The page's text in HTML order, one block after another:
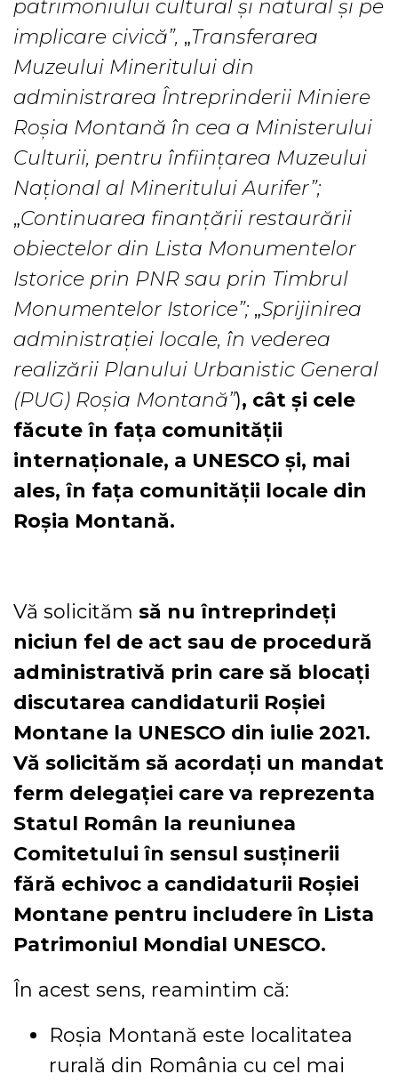
patrimoniului cultural și natural și pe
implicare civică”, „Transferarea
Muzeului Mineritului din
administrarea Întreprinderii Miniere
Roșia Montană în cea a Ministerului
Culturii, pentru înființarea Muzeului
Național al Mineritului Aurifer”;
„Continuarea finanțării restaurării
obiectelor din Lista Monumentelor
Istorice prin PNR sau prin Timbrul
Monumentelor Istorice”; „Sprijinirea
administrației locale, în vederea
realizării Planului Urbanistic General
(PUG) Roșia Montană”), cât și cele
făcute în fața comunității
internaționale, a UNESCO și, mai
ales, în fața comunității locale din
Roșia Montană.
Vă solicităm să nu întreprindeți
niciun fel de act sau de procedură
administrativă prin care să blocați
discutarea candidaturii Roșiei
Montane la UNESCO din iulie 2021.
Vă solicităm să acordați un mandat
ferm delegației care va reprezenta
Statul Român la reuniunea
Comitetului în sensul susținerii
fără echivoc a candidaturii Roșiei
Montane pentru includere în Lista
Patrimoniul Mondial UNESCO.
În acest sens, reamintim că:
Roșia Montană este localitatea
rurală din România cu cel mai